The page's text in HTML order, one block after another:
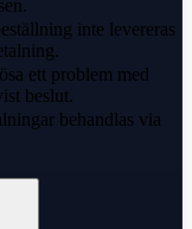
inte levereras
ett problem med
beslut.
behandlas via